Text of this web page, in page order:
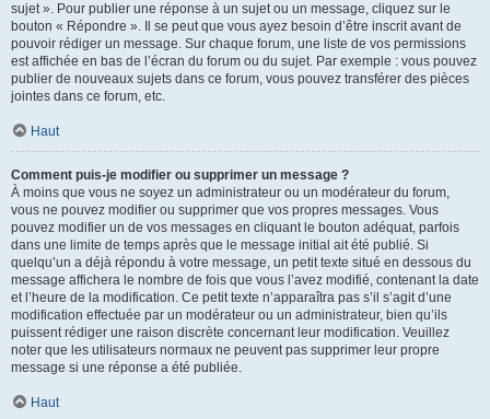
sujet ». Pour publier une réponse à un sujet ou un message, cliquez sur le
bouton « Répondre ». Il se peut que vous ayez besoin d’être inscrit avant de
pouvoir rédiger un message. Sur chaque forum, une liste de vos permissions
est affichée en bas de l’écran du forum ou du sujet. Par exemple : vous pouvez
publier de nouveaux sujets dans ce forum, vous pouvez transférer des pièces
jointes dans ce forum, etc.
Haut
Comment puis-je modifier ou supprimer un message ?
À moins que vous ne soyez un administrateur ou un modérateur du forum,
vous ne pouvez modifier ou supprimer que vos propres messages. Vous
pouvez modifier un de vos messages en cliquant le bouton adéquat, parfois
dans une limite de temps après que le message initial ait été publié. Si
quelqu’un a déjà répondu à votre message, un petit texte situé en dessous du
message affichera le nombre de fois que vous l’avez modifié, contenant la date
et l’heure de la modification. Ce petit texte n’apparaîtra pas s’il s’agit d’une
modification effectuée par un modérateur ou un administrateur, bien qu’ils
puissent rédiger une raison discrète concernant leur modification. Veuillez
noter que les utilisateurs normaux ne peuvent pas supprimer leur propre
message si une réponse a été publiée.
Haut